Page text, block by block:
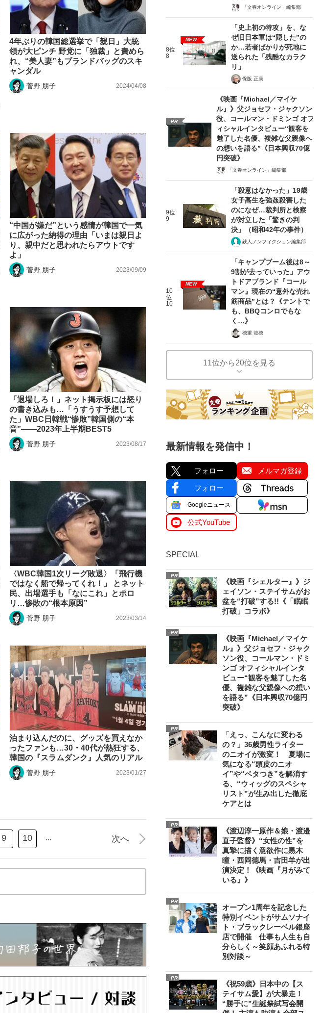
4年ぶりの韓国総選挙で「親日」大統
領が大ピンチ 野党に「独裁」と責めら
れ、“美人妻”もブランドバッグのスキ
ャンダル
菅野 朋子 2024/04/08
“中国が嫌だ”という感情が韓国で一気
に広がった納得の理由「いまは親日よ
り、親中だと思われたらアウトです
よ」
菅野 朋子 2023/09/09
「退場しろ！」ネット掲示板には怒り
の書き込みも…「うすうす予想して
た」WBC日韓戦“惨敗”韓国側の“本
音”――2023年上半期BEST5
菅野 朋子 2023/08/17
〈WBC韓国1次リーグ敗退〉「飛行機
ではなく船で帰ってくれ！」 とネット
民、出場選手も「なにこれ」とポロ
リ…惨敗の“根本原因”
菅野 朋子 2023/03/14
泊まり込んだのに、グッズを買えなか
ったファンも…30・40代が熱狂する、
韓国の『スラムダンク』人気のリアル
菅野 朋子 2023/01/27
9 10 ... 次へ
「文春オンライン」編集部
8位
8
NEW
「史上初の特攻」を、な
ぜ旧日本軍は“隠した”の
か…若者ばかりが死地に
送られた「残酷なカラク
リ」
保阪 正康
PR
《映画『Michael／マイケ
ル』》父ジョセフ・ジャクソン
役、コールマン・ドミンゴ オフ
ィシャルインタビュー“観客を
魅了した名優、複雑な父親像へ
の想いを語る”《日本興収70億
円突破》
「文春オンライン」編集部
9位
9
「殺意はなかった」19歳
女子高生を強姦殺害した
のになぜ…裁判所と検察
が対立した「驚きの判
決」（昭和42年の事件）
鉄人ノンフィクション編集部
10
位
10
NEW
「キャンプブーム後は8～
9割が去っていった」アウ
トドアブランド『コール
マン』現在の“意外な売れ
筋商品”とは？《テントで
も、BBQコンロでもな
く…》
徳重 龍徳
11位から20位を見る
最新情報を発信中！
フォロー メルマガ登録
フォロー
Googleニュース
公式YouTube
SPECIAL
PR
《映画『シェルター』》ジ
ェイソン・ステイサムがお
盆を“打破”する!!《「眠眠
打破」コラボ》
PR
《映画『Michael／マイケ
ル』》父ジョセフ・ジャク
ソン役、コールマン・ドミ
ンゴ オフィシャルインタ
ビュー“観客を魅了した名
優、複雑な父親像への想い
を語る”《日本興収70億円
突破》
PR
「えっ、こんなに変わる
の？」36歳男性ライター
のニオイが激変！ 夏場に
気になる“頭皮のニオ
イ”や“ベタつき”を解消す
る、“ウィッグのスペシャ
リスト”が生み出した徹底
ケアとは
PR
《渡辺淳一原作＆娘・渡邉
直子監督》“女性の性”を
真摯に描く意欲作に黒木
瞳・西岡德馬・吉田羊が出
演決定！《映画『月がみて
いる』》
PR
オープン1周年を記念した
特別イベントがサムソナイ
ト・ブラックレーベル銀座
店で開催 仕事も人生も自
分らしく～笑顔あふれる特
別対談～
PR
《祝59歳》日本中の【ス
テイサム愛】が大暴走！
“勝手に”生誕祭試写会開